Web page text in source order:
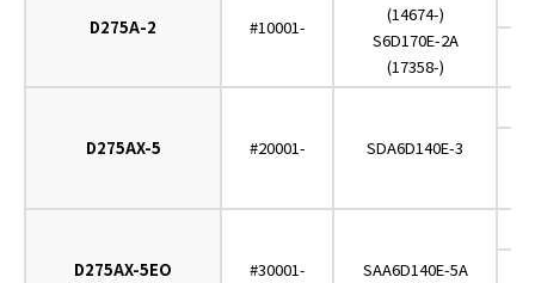
D275A-2 #10001-
(14674-)
S6D170E-2A
(17358-)
D275AX-5 #20001- SDA6D140E-3
D275AX-5EO #30001- SAA6D140E-5A